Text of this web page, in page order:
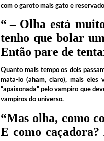
com o garoto mais gato e
“ – Olha está
tenho que bolar
Então pare de
Quanto mais tempo os dois
mata-lo (aham, claro), mais eles
“apaixonada” pelo vampiro que
vampiros do universo.
“Mas olha, como
E como